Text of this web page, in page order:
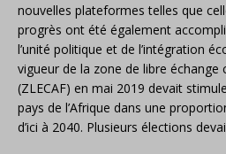
nouvelles plateformes telles que
progrès ont été également
l’unité politique et de l’intégration
vigueur de la zone de libre échange
(ZLECAF) en mai 2019 devait
pays de l’Afrique dans une
d’ici à 2040. Plusieurs élections